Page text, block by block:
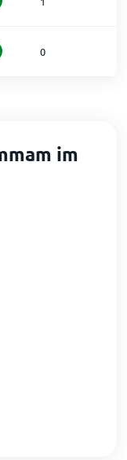
0
im